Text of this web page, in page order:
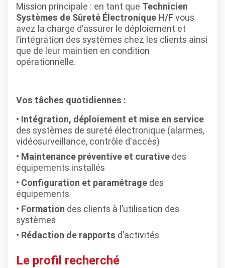
Mission principale : en tant que Technicien
Systèmes de Sûreté Électronique H/Fvous
avez la charge d’assurer le déploiement et
l’intégration des systèmes chez les clients ainsi
que de leur maintien en condition
opérationnelle.
Vos tâches quotidiennes :
Intégration, déploiement et mise en service
des systèmes de sureté électronique (alarmes,
vidéosurveillance, contrôle d'accès)
Maintenance préventive et curative des
équipements installés
Configuration et paramétrage des
équipements
Formation des clients à l’utilisation des
systèmes
Rédaction de rapports d’activités
Le profil recherché